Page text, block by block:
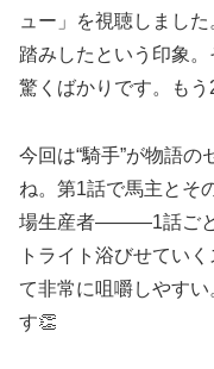
ュー」を視聴しまし
踏みしたという印象
驚くばかりです。もう
今回は“騎手”が物語
ね。第1話で馬主とそ
場生産者―――1話ごと
トライト浴びせてい
て非常に咀嚼しやす
す👏